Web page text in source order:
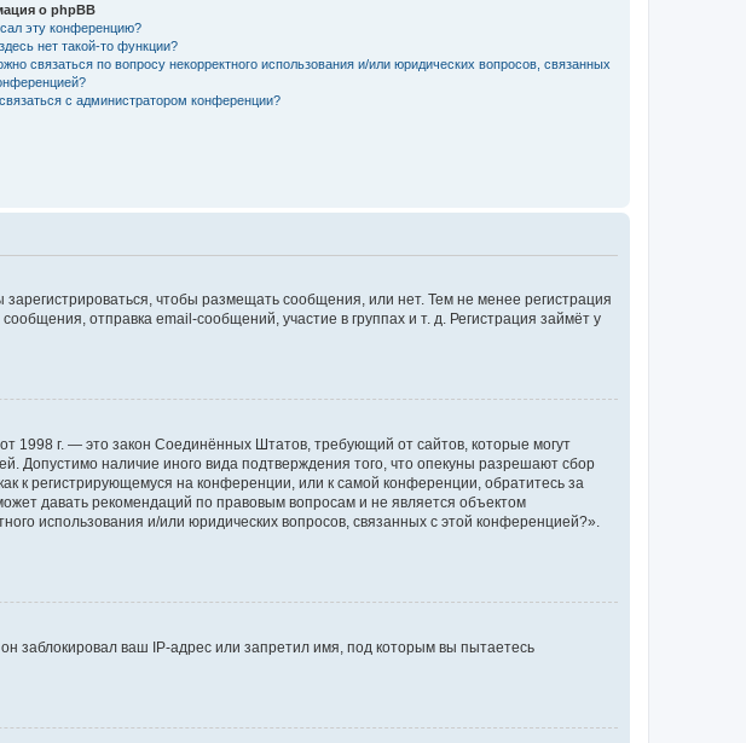
о phpBB
эту конференцию?
нет такой-то функции?
связаться по вопросу некорректного использования и/или юридических вопросов, связанных
с администратором конференции?
чтобы размещать сообщения, или нет. Тем не менее регистрация
отправка email-сообщений, участие в группах и т. д. Регистрация займёт у
1998 г. — это закон Соединённых Штатов, требующий от сайтов, которые могут
Допустимо наличие иного вида подтверждения того, что опекуны разрешают сбор
к регистрирующемуся на конференции, или к самой конференции, обратитесь за
давать рекомендаций по правовым вопросам и не является объектом
использования и/или юридических вопросов, связанных с этой конференцией?».
заблокировал ваш IP-адрес или запретил имя, под которым вы пытаетесь